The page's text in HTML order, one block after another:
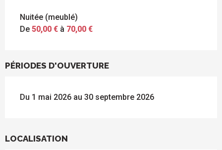
Nuitée (meublé)
De 50,00 € à 70,00 €
PÉRIODES D'OUVERTURE
Du 1 mai 2026 au 30 septembre 2026
LOCALISATION